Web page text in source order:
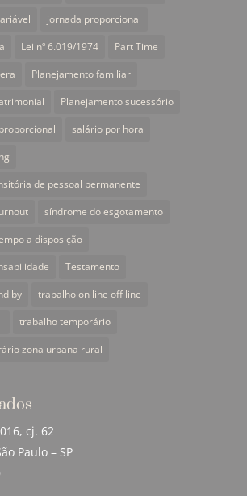
jornada proporcional
Lei nº 6.019/1974
Part Time
Planejamento familiar
Planejamento sucessório
salário por hora
de pessoal permanente
síndrome do esgotamento
a disposição
Testamento
by
trabalho on line off line
trabalho temporário
zona urbana rural
cj. 62
Paulo – SP